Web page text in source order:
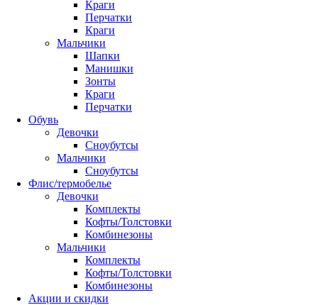
Краги
Перчатки
Краги
Мальчики
Шапки
Манишки
Зонты
Краги
Перчатки
Обувь
Девочки
Сноубутсы
Мальчики
Сноубутсы
Флис/термобелье
Девочки
Комплекты
Кофты/Толстовки
Комбинезоны
Мальчики
Комплекты
Кофты/Толстовки
Комбинезоны
Акции и скидки